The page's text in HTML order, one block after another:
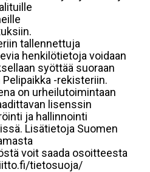
tallennettuja
henkilötietoja voidaan
syöttää suoraan
-rekisteriin.
on urheilutoimintaan
lisenssin
ja hallinnointi
Lisätietoja Suomen
voit saada osoitteesta
tietosuoja/